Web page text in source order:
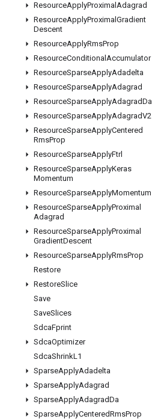
ResourceApplyProximal Adagrad
ResourceApplyProximal Gradient
Descent
ResourceApplyRmsProp
ResourceConditional Accumulator
ResourceSparseApplyAdadelta
ResourceSparseApplyAdagrad
ResourceSparseApplyAdagradDa
ResourceSparseApplyAdagradV2
ResourceSparseApplyCentered
RmsProp
ResourceSparseApplyFtrl
ResourceSparseApplyKeras
Momentum
ResourceSparseApplyMomentum
ResourceSparseApplyProximal
Adagrad
ResourceSparseApplyProximal
GradientDescent
ResourceSparseApplyRmsProp
Restore
RestoreSlice
Save
SaveSlices
SdcaFprint
SdcaOptimizer
SdcaShrinkL1
SparseApplyAdadelta
SparseApplyAdagrad
SparseApplyAdagradDa
SparseApplyCenteredRmsProp